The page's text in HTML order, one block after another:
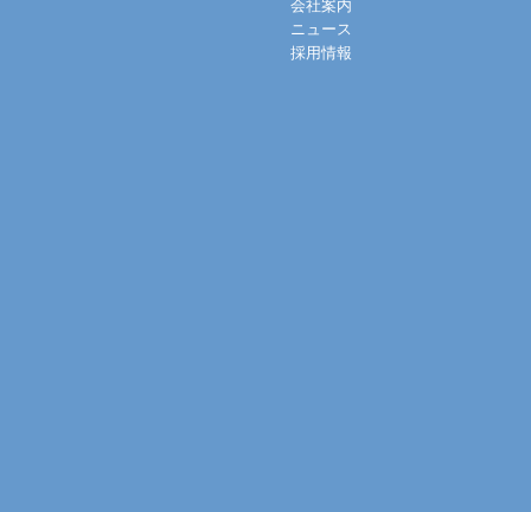
会社案内
ニュース
採用情報